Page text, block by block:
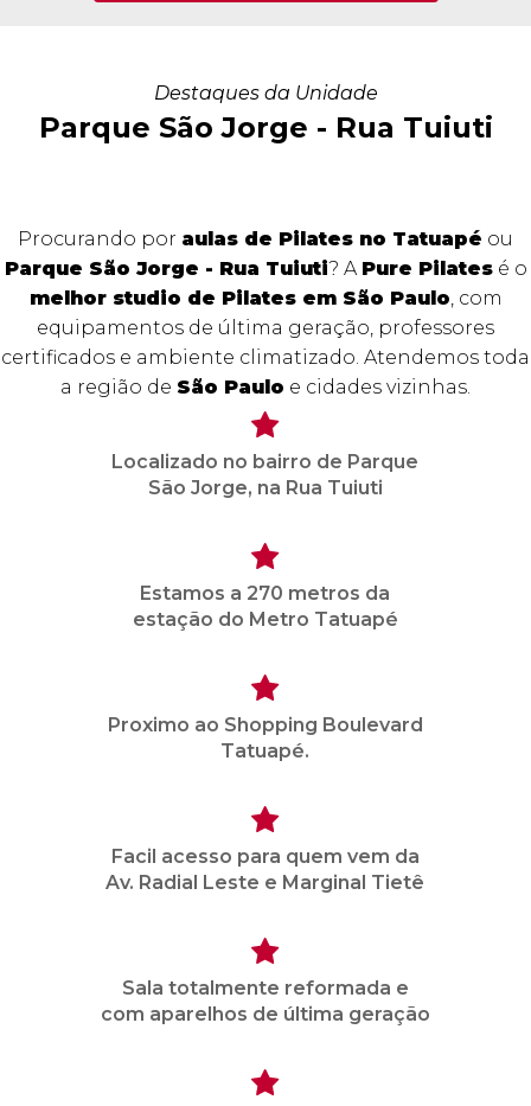
Destaques da Unidade
Parque São Jorge - Rua Tuiuti
Procurando por aulas de Pilates no Tatuapé ou
Parque São Jorge - Rua Tuiuti? A Pure Pilatesé o
melhor studio de Pilates em São Paulo, com
equipamentos de última geração, professores
certificados e ambiente climatizado. Atendemos toda
a região de São Paulo e cidades vizinhas.
Localizado no bairro de Parque
São Jorge, na Rua Tuiuti
Estamos a 270 metros da
estação do Metro Tatuapé
Proximo ao Shopping Boulevard
Tatuapé.
Facil acesso para quem vem da
Av. Radial Leste e Marginal Tietê
Sala totalmente reformada e
com aparelhos de última geração